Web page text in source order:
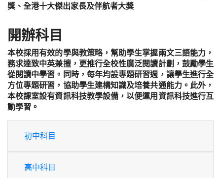
獎、 全港十大傑出家長及伴航者大獎
開辦科目
本校採用有效的學與教策略，幫助學生掌握兩文三語能力，
務求達致中英兼擅，更推行全校性廣泛閱讀計劃，鼓勵學生
從閱讀中學習。同時，每年均設專題研習週，讓學生進行全
方位專題研習，協助學生建構知識及培養共通能力。此外，
本校課室設有資訊科技教學設備，以便運用資訊科技進行互
動學習。
初中科目
高中科目